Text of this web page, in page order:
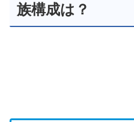
族構成は？